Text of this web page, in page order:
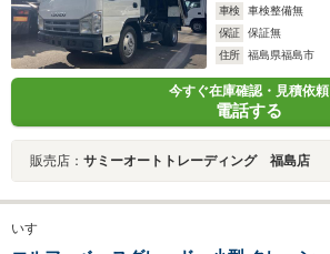
車検
車検整備無
保証
保証無
住所
福島県福島市
今すぐ在庫確認・見積依頼
電話する
販売店： サミーオートトレーディング 福島店
いすゞ